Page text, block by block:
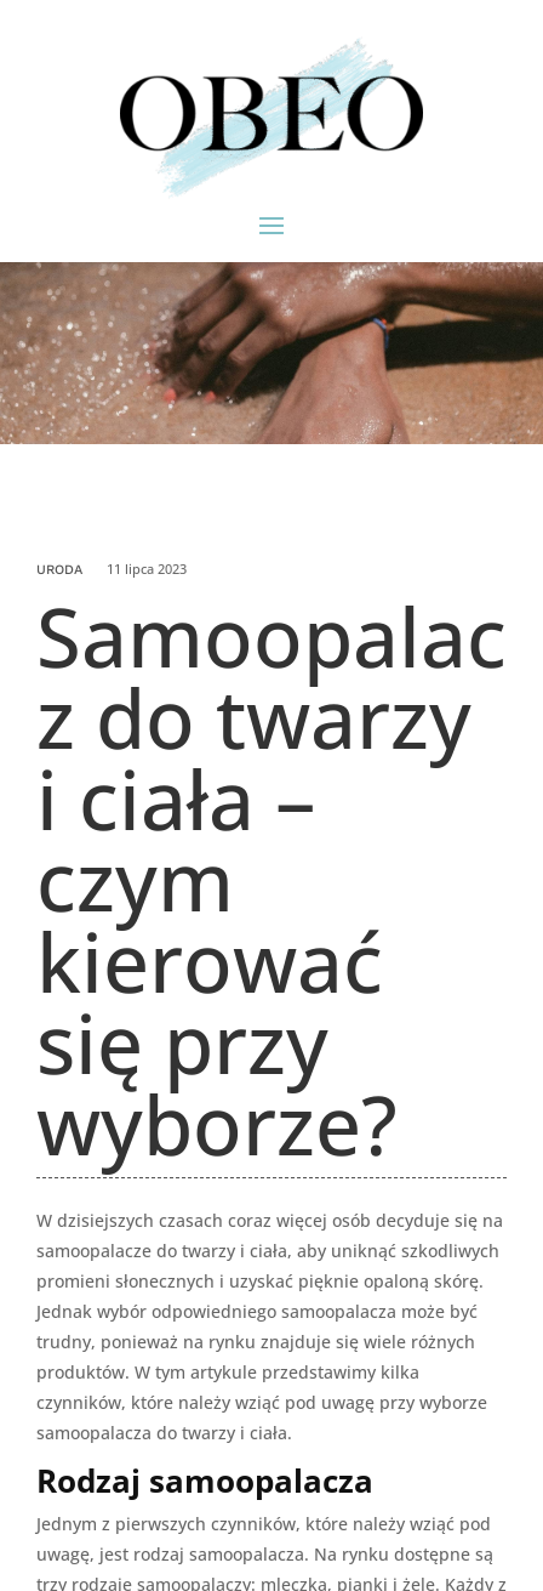
URODA 11 lipca 2023
Samoopalac
z do twarzy
i ciała –
czym
kierować
się przy
wyborze?
W dzisiejszych czasach coraz więcej osób decyduje się na
samoopalacze do twarzy i ciała, aby uniknąć szkodliwych
promieni słonecznych i uzyskać pięknie opaloną skórę.
Jednak wybór odpowiedniego samoopalacza może być
trudny, ponieważ na rynku znajduje się wiele różnych
produktów. W tym artykule przedstawimy kilka
czynników, które należy wziąć pod uwagę przy wyborze
samoopalacza do twarzy i ciała.
Rodzaj samoopalacza
Jednym z pierwszych czynników, które należy wziąć pod
uwagę, jest rodzaj samoopalacza. Na rynku dostępne są
trzy rodzaje samoopalaczy: mleczka, pianki i żele. Każdy z